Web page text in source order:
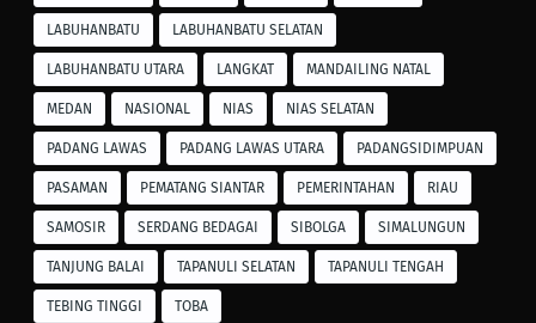
LABUHANBATU LABUHANBATU SELATAN
LABUHANBATU UTARA LANGKAT MANDAILING NATAL
MEDAN NASIONAL NIAS NIAS SELATAN
PADANG LAWAS PADANG LAWAS UTARA PADANGSIDIMPUAN
PASAMAN PEMATANG SIANTAR PEMERINTAHAN RIAU
SAMOSIR SERDANG BEDAGAI SIBOLGA SIMALUNGUN
TANJUNG BALAI TAPANULI SELATAN TAPANULI TENGAH
TEBING TINGGI TOBA